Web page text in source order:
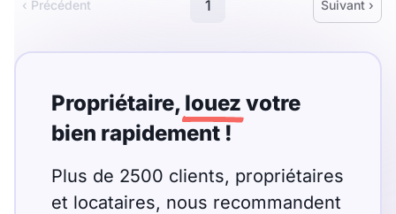
‹ Précédent 1 Suivant ›
Propriétaire, louez votre
bien rapidement !
Plus de 2500 clients, propriétaires
et locataires, nous recommandent